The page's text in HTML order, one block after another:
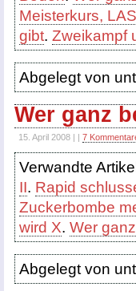
Meisterkurs,
gibt. Zweikampf
Abgelegt von
Wer ganz
15. April 2008 | | 7
Verwandte
II. Rapid
Zuckerbombe
wird X. Wer
Abgelegt von